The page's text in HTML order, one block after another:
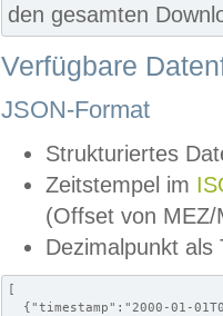
den gesamten
Verfügbare
JSON-Format
Strukturiertes
Zeitstempel im
(Offset von MEZ/
Dezimalpunkt als
[
{"timestamp":"2000-01-